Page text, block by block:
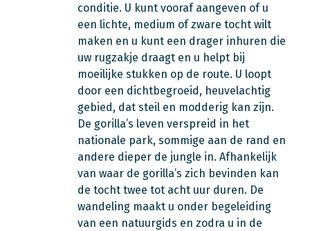
conditie. U kunt vooraf aangeven of u
een lichte, medium of zware tocht wilt
maken en u kunt een drager inhuren die
uw rugzakje draagt en u helpt bij
moeilijke stukken op de route. U loopt
door een dichtbegroeid, heuvelachtig
gebied, dat steil en modderig kan zijn.
De gorilla’s leven verspreid in het
nationale park, sommige aan de rand en
andere dieper de jungle in. Afhankelijk
van waar de gorilla’s zich bevinden kan
de tocht twee tot acht uur duren. De
wandeling maakt u onder begeleiding
van een natuurgids en zodra u in de